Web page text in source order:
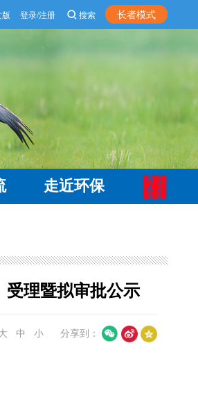
登录/注册 搜索 长者模式
走近环保
理暨拟审批公示
中 小 分享到：